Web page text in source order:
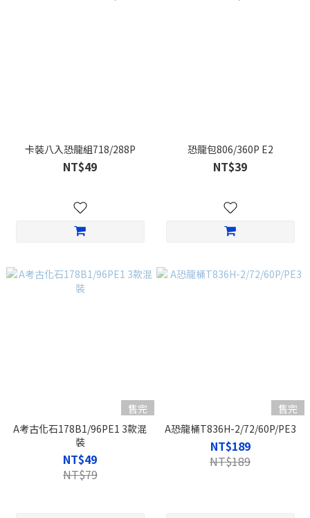
卡裝八入恐龍組718/288P
NT$49
恐龍包806/360P E2
NT$39
售完
A考古化石178B1/96PE1 3款混
裝
NT$49
NT$79
售完
A恐龍桶T836H-2/72/60P/PE3
NT$189
NT$189